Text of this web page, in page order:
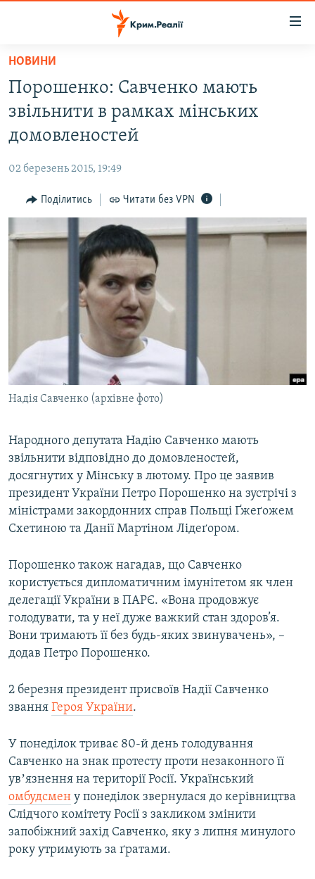
Перейти
основного
матеріалу
до
основної
навігації
Перейти
до
пошуку
ВОДА.КРИМ
БЛОГИ
ПОГЛЯД
ВСЕ ЗА ДЕНЬ
СПЕЦПРОЕКТИ
СВІДЧЕННЯ ОКУПАЦІЇ
УКРАЇНСЬКА ПРОБЛЕМА КРИМУ
ІНФОГРАФІКА
ЯК ОБІЙТИ БЛОКУВАННЯ
Русский
Qırımtatar
ДОЛУЧАЙСЯ!
Усі сайти RFE/RL
НОВИНИ
Порошенко: Савченко мають
звільнити в рамках мінських
домовленостей
02 березень 2015, 19:49
Поділитись Читати без VPN
Надія Савченко (архівне фото)
Народного депутата Надію Савченко мають
звільнити відповідно до домовленостей,
досягнутих у Мінську в лютому. Про це заявив
президент України Петро Порошенко на зустрічі з
міністрами закордонних справ Польщі Ґжеґожем
Схетиною та Данії Мартіном Лідеґором.
Порошенко також нагадав, що Савченко
користується дипломатичним імунітетом як член
делегації України в ПАРЄ. «Вона продовжує
голодувати, та у неї дуже важкий стан здоров’я.
Вони тримають її без будь-яких звинувачень», –
додав Петро Порошенко.
2 березня президент присвоїв Надії Савченко
звання Героя України.
У понеділок триває 80-й день голодування
Савченко на знак протесту проти незаконного її
увʼязнення на території Росії. Український
омбудсмен у понеділок звернулася до керівництва
Слідчого комітету Росії з закликом змінити
запобіжний захід Савченко, яку з липня минулого
року утримують за ґратами.